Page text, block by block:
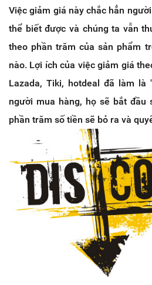
Việc giảm giá này chắc hẳn
thể biết được và chúng ta vẫn
theo phần trăm của sản phẩm
nào. Lợi ích của việc giảm giá
Lazada, Tiki, hotdeal đã làm là
người mua hàng, họ sẽ bắt đầu
phần trăm số tiền sẽ bỏ ra và